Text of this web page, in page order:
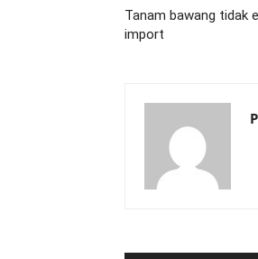
Tanam bawang tidak
import